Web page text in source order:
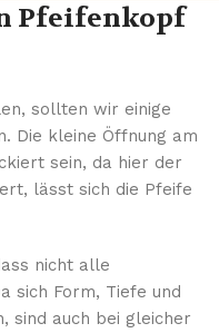
Pfeifenkopf
sollten wir einige
Die kleine Öffnung am
sein, da hier der
lässt sich die Pfeife
nicht alle
sich Form, Tiefe und
sind auch bei gleicher